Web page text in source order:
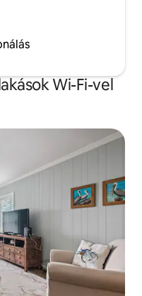
Wi-Fi-vel